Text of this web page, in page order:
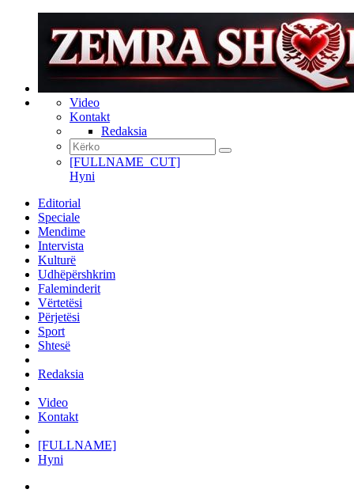
Video
Kontakt
Redaksia
[FULLNAME_CUT]
Hyni
Editorial
Speciale
Mendime
Intervista
Kulturë
Udhëpërshkrim
Faleminderit
Vërtetësi
Përjetësi
Sport
Shtesë
Redaksia
Video
Kontakt
[FULLNAME]
Hyni